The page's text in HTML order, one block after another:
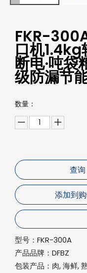
FKR-
口机1.4kg
断电·吨袋
级防漏节
数量：
查询
添加到
型号： FKR-300A
产品品牌： DFBZ
包装产品： 肉, 海鲜,